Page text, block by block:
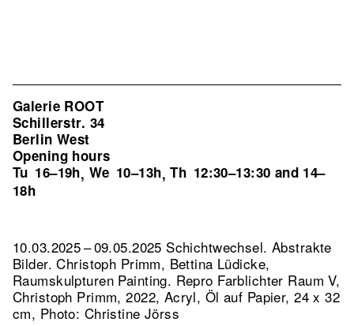
Galerie ROOT
Schillerstr. 34
Berlin West
Opening hours
Tu 16–19h, We 10–13h,Th 12:30–13:30 and 14–
18h
10.03.2025 – 09.05.2025 Schichtwechsel. Abstrakte
Bilder. Christoph Primm, Bettina Lüdicke,
Raumskulpturen Painting. Repro Farblichter Raum V,
Christoph Primm, 2022, Acryl, Öl auf Papier, 24 x 32
cm, Photo: Christine Jörss